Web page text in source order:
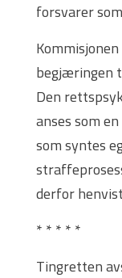
forsvarer
begjæringen
Den
anses som
som syntes
derfor
* * * * *
Tingretten